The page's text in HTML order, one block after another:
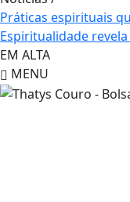
Práticas espirituais
Espiritualidade
EM ALTA
MENU